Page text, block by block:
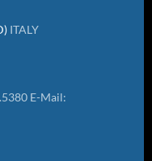
ITALY
E-Mail: